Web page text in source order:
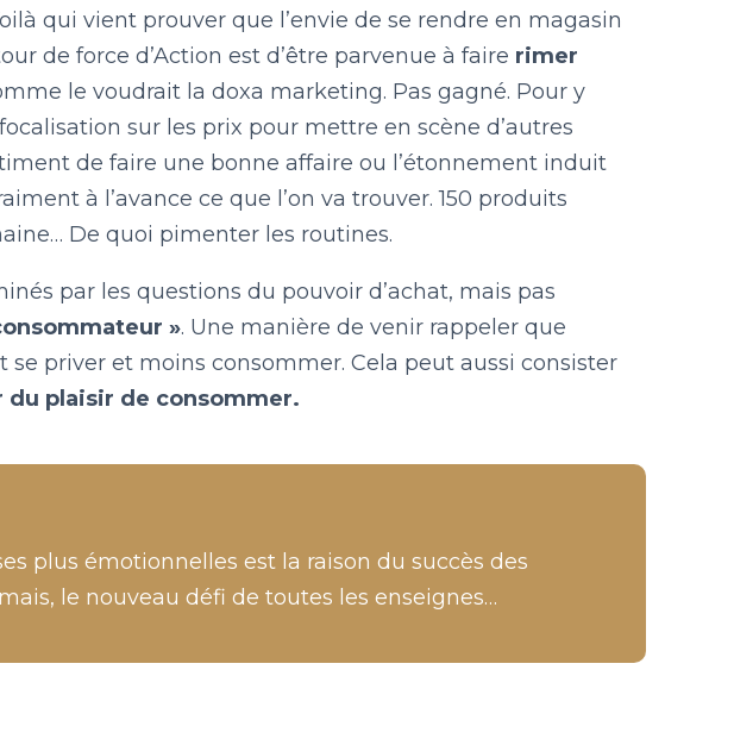
qui vient prouver que l’envie de se rendre en magasin
de force d’Action est d’être parvenue à faire rimer
le voudrait la doxa marketing. Pas gagné. Pour y
sur les prix pour mettre en scène d’autres
de faire une bonne affaire ou l’étonnement induit
à l’avance ce que l’on va trouver. 150 produits
De quoi pimenter les routines.
par les questions du pouvoir d’achat, mais pas
». Une manière de venir rappeler que
se priver et moins consommer. Cela peut aussi consister
du plaisir de consommer.
plus émotionnelles est la raison du succès des
le nouveau défi de toutes les enseignes…